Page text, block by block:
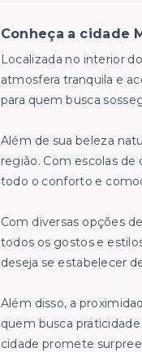
Conheça a cidade
Localizada no interior
atmosfera tranquila e
para quem busca
Além de sua beleza
região. Com escolas
todo o conforto e
Com diversas opções
todos os gostos e
deseja se estabelecer
Além disso, a
quem busca
cidade promete